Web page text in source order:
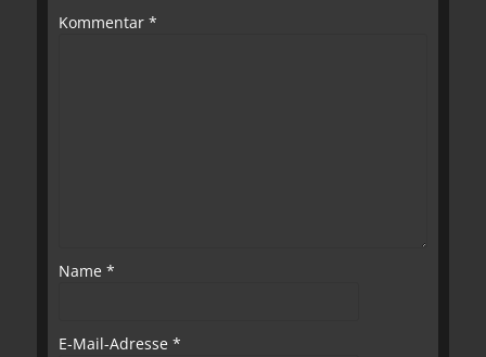
Kommentar *
Name *
E-Mail-Adresse *